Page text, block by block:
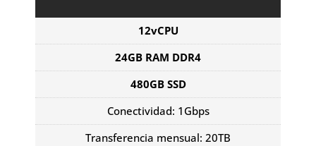
12vCPU
24GB RAM DDR4
480GB SSD
Conectividad: 1Gbps
Transferencia mensual: 20TB